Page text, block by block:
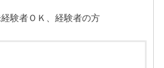
経験者ＯＫ、経験者の方